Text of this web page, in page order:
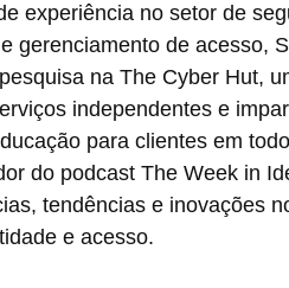
experiência no setor de
gerenciamento de acesso,
na The Cyber ​​Hut,
independentes e
para clientes em
do podcast The Week in
tendências e inovações
e acesso.